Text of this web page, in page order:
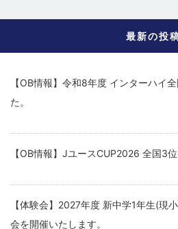
最新の投
【OB情報】令和8年度 インターハイ
た。
【OB情報】JユースCUP2026 全国3位
【体験会】2027年度 新中学1年生(現
会を開催いたします。